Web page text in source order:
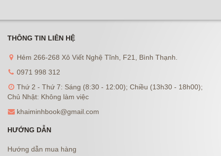
THÔNG TIN LIÊN HỆ
Hẻm 266-268 Xô Viết Nghệ Tĩnh, F21, Bình Thạnh.
0971 998 312
Thứ 2 - Thứ 7: Sáng (8:30 - 12:00); Chiều (13h30 - 18h00);
Chủ Nhật: Không làm việc
khaiminhbook@gmail.com
HƯỚNG DẪN
Hướng dẫn mua hàng